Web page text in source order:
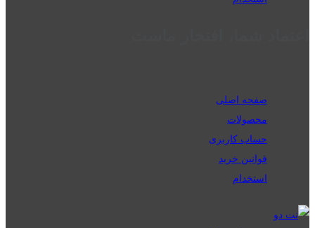
صفحه اصلی
محصولات
حساب کاربری
قوانین خرید
استخدام